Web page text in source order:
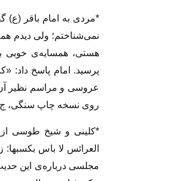
*مردی به امام باقر (ع)
نمی‌شناختم؛ ولی دیدم
هستی، همسایه‌ی خوبی
پرسید. امام پاسخ داد:
عروسی و مراسم نظیر
روی نسخه چاپ سنگی، ج۲، ص۴۳۱)
*کلینی و شیخ طوسی از
العرائس لا باس
مجلسی درباره‌ی این